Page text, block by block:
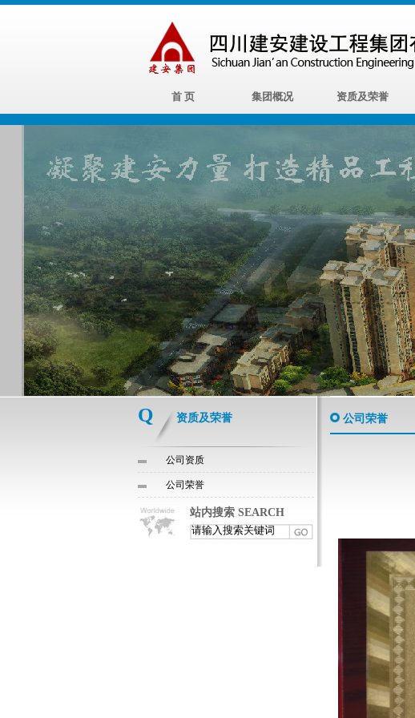
首 页 集团概况 资质及荣誉
Q 资质及荣誉
公司资质
公司荣誉
站内搜索 SEARCH
公司荣誉